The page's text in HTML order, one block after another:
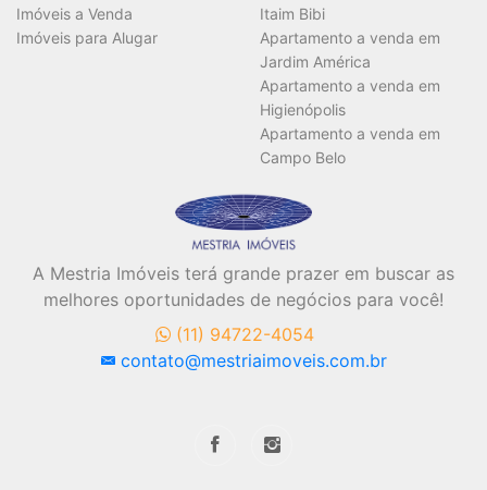
Imóveis a Venda
Imóveis para Alugar
Itaim Bibi
Apartamento a venda em
Jardim América
Apartamento a venda em
Higienópolis
Apartamento a venda em
Campo Belo
A Mestria Imóveis terá grande prazer em buscar as
melhores oportunidades de negócios para você!
(11) 94722-4054
contato@mestriaimoveis.com.br